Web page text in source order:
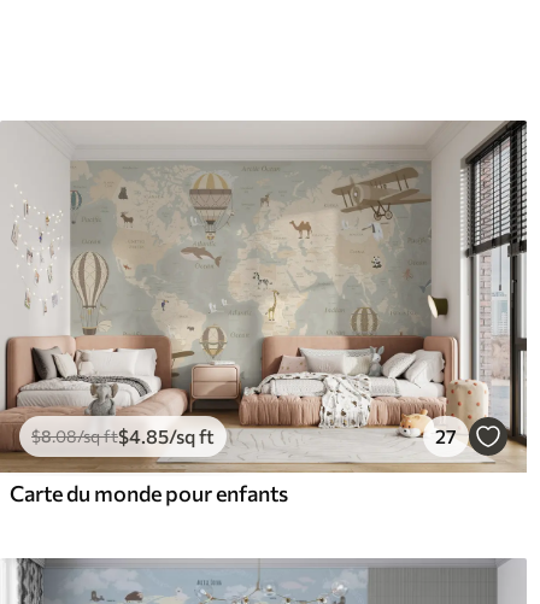
$8.08/sq ft$4.85/sq ft 27
Carte du monde pour enfants